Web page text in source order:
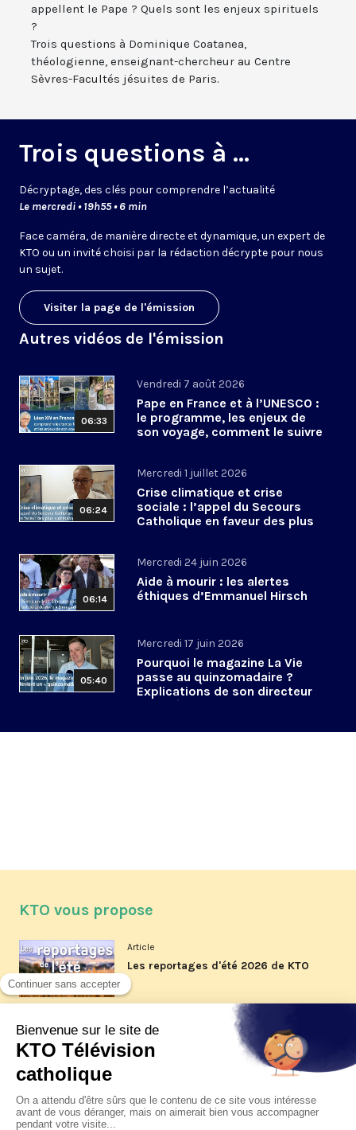
appellent le Pape ? Quels sont les enjeux spirituels
?
Trois questions à Dominique Coatanea,
théologienne, enseignant-chercheur au Centre
Sèvres-Facultés jésuites de Paris.
Trois questions à ...
Décryptage, des clés pour comprendre l’actualité
Le mercredi • 19h55 • 6 min
Face caméra, de manière directe et dynamique, un expert de
KTO ou un invité choisi par la rédaction décrypte pour nous
un sujet.
Visiter la page de l'émission
Autres vidéos de l'émission
06:33
Vendredi 7 août 2026
Pape en France et à l’UNESCO :
le programme, les enjeux de
son voyage, comment le suivre
06:24
Mercredi 1 juillet 2026
Crise climatique et crise
sociale : l’appel du Secours
Catholique en faveur des plus
vulnérables
06:14
Mercredi 24 juin 2026
Aide à mourir : les alertes
éthiques d’Emmanuel Hirsch
05:40
Mercredi 17 juin 2026
Pourquoi le magazine La Vie
passe au quinzomadaire ?
Explications de son directeur
de la rédaction
KTO vous propose
Article
Les reportages d'été 2026 de KTO
La visite pastorale du pape Léon
XIV à Assise à suivre sur KTO le
jeudi 6 août
Article
Le pape en Uruguay, Argentine et